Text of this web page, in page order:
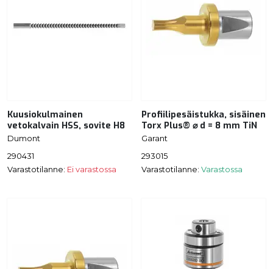
Kuusiokulmainen
vetokalvain HSS, sovite H8
Dumont
290431
Varastotilanne: Ei varastossa
Profiilipesäistukka, sisäinen
Torx Plus® ⌀ d = 8 mm TiN
Garant
293015
Varastotilanne: Varastossa